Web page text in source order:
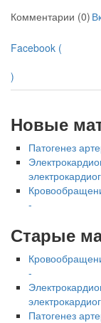
Комментарии (0)
Facebook (
)
Новые
Патогенез
-
Старые
-
Патогенез